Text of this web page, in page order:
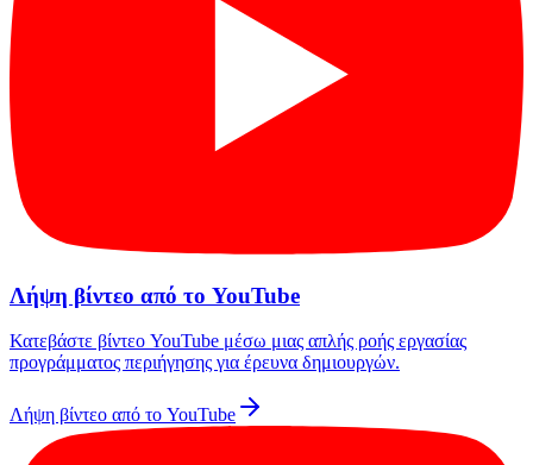
Λήψη βίντεο από το YouTube
Κατεβάστε βίντεο YouTube μέσω μιας απλής ροής εργασίας
προγράμματος περιήγησης για έρευνα δημιουργών.
Λήψη βίντεο από το YouTube